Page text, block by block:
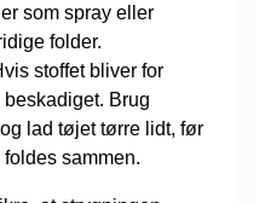
som spray eller
folder.
stoffet bliver for
Brug
lad tøjet tørre lidt, før
sammen.